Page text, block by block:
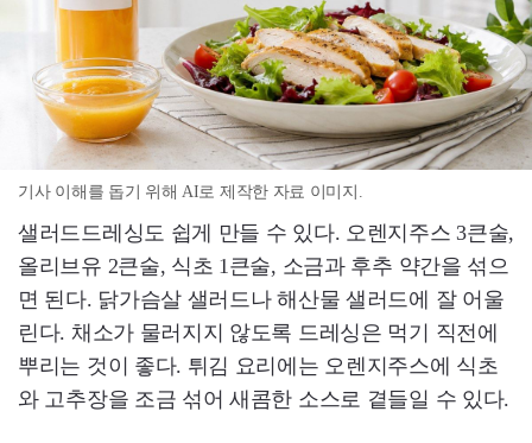
기사 이해를 돕기 위해 AI로 제작한 자료 이미지.
샐러드드레싱도 쉽게 만들 수 있다. 오렌지주스 3큰술,
올리브유 2큰술, 식초 1큰술, 소금과 후추 약간을 섞으
면 된다. 닭가슴살 샐러드나 해산물 샐러드에 잘 어울
린다. 채소가 물러지지 않도록 드레싱은 먹기 직전에
뿌리는 것이 좋다. 튀김 요리에는 오렌지주스에 식초
와 고추장을 조금 섞어 새콤한 소스로 곁들일 수 있다.